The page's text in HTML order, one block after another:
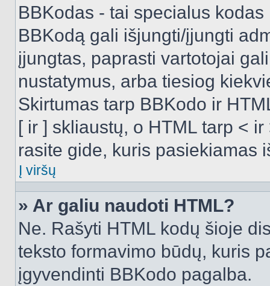
BBKodas - tai specialus
BBKodą gali išjungti/įjungti
įjungtas, paprasti vartotojai
nustatymus, arba tiesiog
Skirtumas tarp BBKodo ir
[ ir ] skliaustų, o HTML tarp <
rasite gide, kuris pasiekiamas
Į viršų
» Ar galiu naudoti HTML?
Ne. Rašyti HTML kodų šioje
teksto formavimo būdų, kuris
įgyvendinti BBKodo pagalba.